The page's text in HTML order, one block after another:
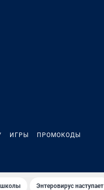
ИГРЫ ПРОМОКОДЫ
школы Энтеровирус наступает